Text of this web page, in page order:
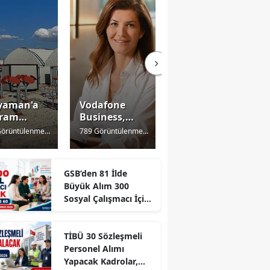
Geldi!
3
Vodafone
Business,
Depremden
Etkilenen
İşletmelerin
Duruyor
789 Görüntülenme3
yıl önce
GSB’den 81 İlde
Büyük Alım 300
Sosyal Çalışmacı İçin
TİBÜ 30 Sözleşmeli
Personel Alımı
Yapacak Kadrolar,